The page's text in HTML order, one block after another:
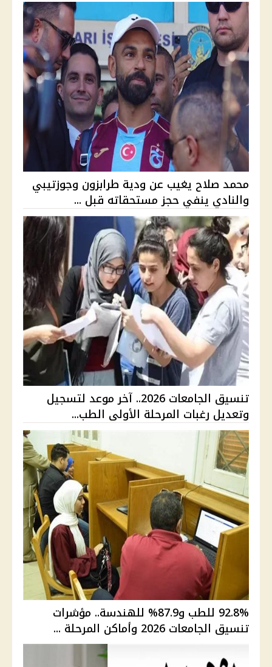
محمد صلاح يغيب عن ودية طرابزون وجوزتيبي
والنادي ينفي حجز مستحقاته قبل ...
تنسيق الجامعات 2026.. آخر موعد لتسجيل
وتعديل رغبات المرحلة الأولى الطب...
92.8% للطب و87.9% للهندسة.. مؤشرات
تنسيق الجامعات 2026 وأماكن المرحلة ...